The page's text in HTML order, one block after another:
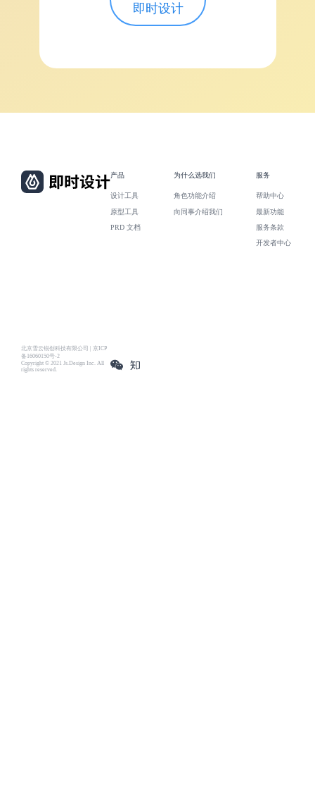
即时设计
北京雪云锐创科技有限公司 | 京ICP
备16060150号-2
Copyright © 2021 Js.Design Inc. All
rights reserved.
产品
设计工具
原型工具
PRD 文档
为什么选我们
角色功能介绍
向同事介绍我们
服务
帮助中心
最新功能
服务条款
开发者中心